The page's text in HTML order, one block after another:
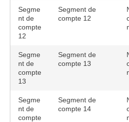
Segme
nt de
compte
12
Segment de
compte 12
Segme
nt de
compte
13
Segment de
compte 13
Segme
nt de
compte
Segment de
compte 14